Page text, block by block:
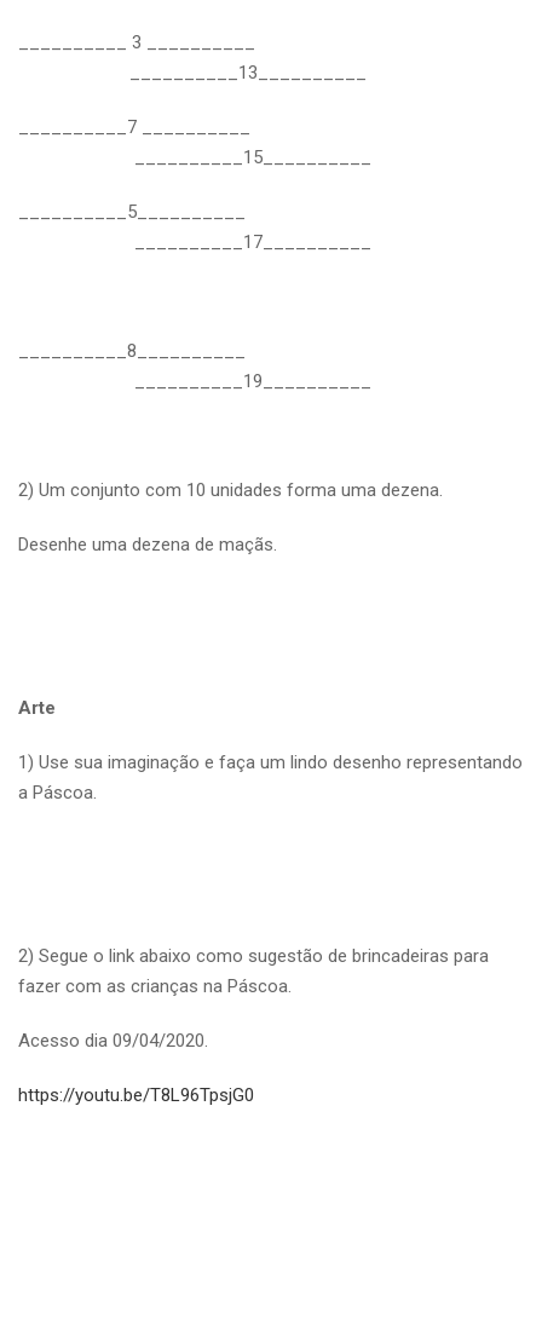
__________ 3 __________
__________13__________
__________7 __________
__________15__________
__________5__________
__________17__________
__________8__________
__________19__________
2) Um conjunto com 10 unidades forma uma dezena.
Desenhe uma dezena de maçãs.
Arte
1) Use sua imaginação e faça um lindo desenho representando
a Páscoa.
2) Segue o link abaixo como sugestão de brincadeiras para
fazer com as crianças na Páscoa.
Acesso dia 09/04/2020.
https://youtu.be/T8L96TpsjG0